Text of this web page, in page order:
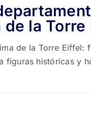
la Torre
de la Torre Eiffel:
figuras históricas y